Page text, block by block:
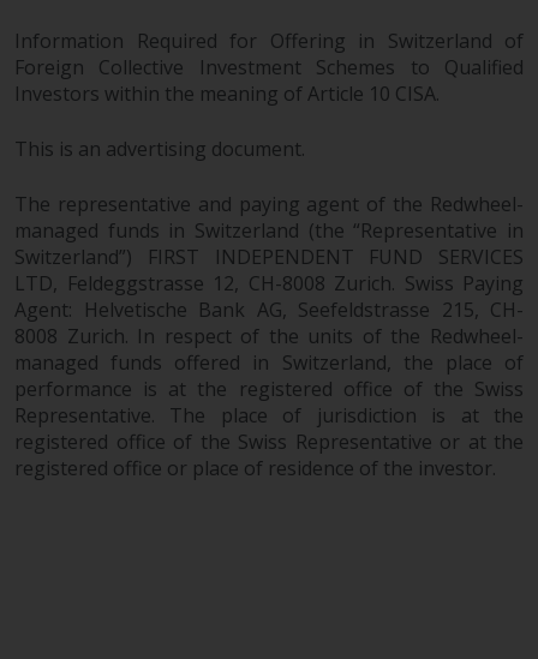
Information Required for Offering in Switzerland of
Foreign Collective Investment Schemes to Qualified
Investors within the meaning of Article 10 CISA.
This is an advertising document.
The representative and paying agent of the Redwheel-
managed funds in Switzerland (the “Representative in
Switzerland”) FIRST INDEPENDENT FUND SERVICES
LTD, Feldeggstrasse 12, CH-8008 Zurich. Swiss Paying
Agent: Helvetische Bank AG, Seefeldstrasse 215, CH-
8008 Zurich. In respect of the units of the Redwheel-
managed funds offered in Switzerland, the place of
performance is at the registered office of the Swiss
Representative. The place of jurisdiction is at the
registered office of the Swiss Representative or at the
registered office or place of residence of the investor.